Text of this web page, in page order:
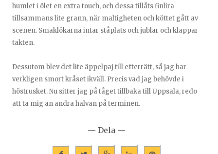
humlet i ölet en extra touch, och dessa tillåts finlira
tillsammans lite grann, när maltigheten och köttet gått av
scenen. Smaklökarna intar ståplats och jublar och klappar
takten.
Dessutom blev det lite äppelpaj till efterrätt, så jag har
verkligen smort kråset ikväll. Precis vad jag behövde i
höstrusket. Nu sitter jag på tåget tillbaka till Uppsala, redo
att ta mig an andra halvan på terminen.
— Dela —